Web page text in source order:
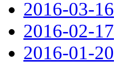
2016-03-16
2016-02-17
2016-01-20